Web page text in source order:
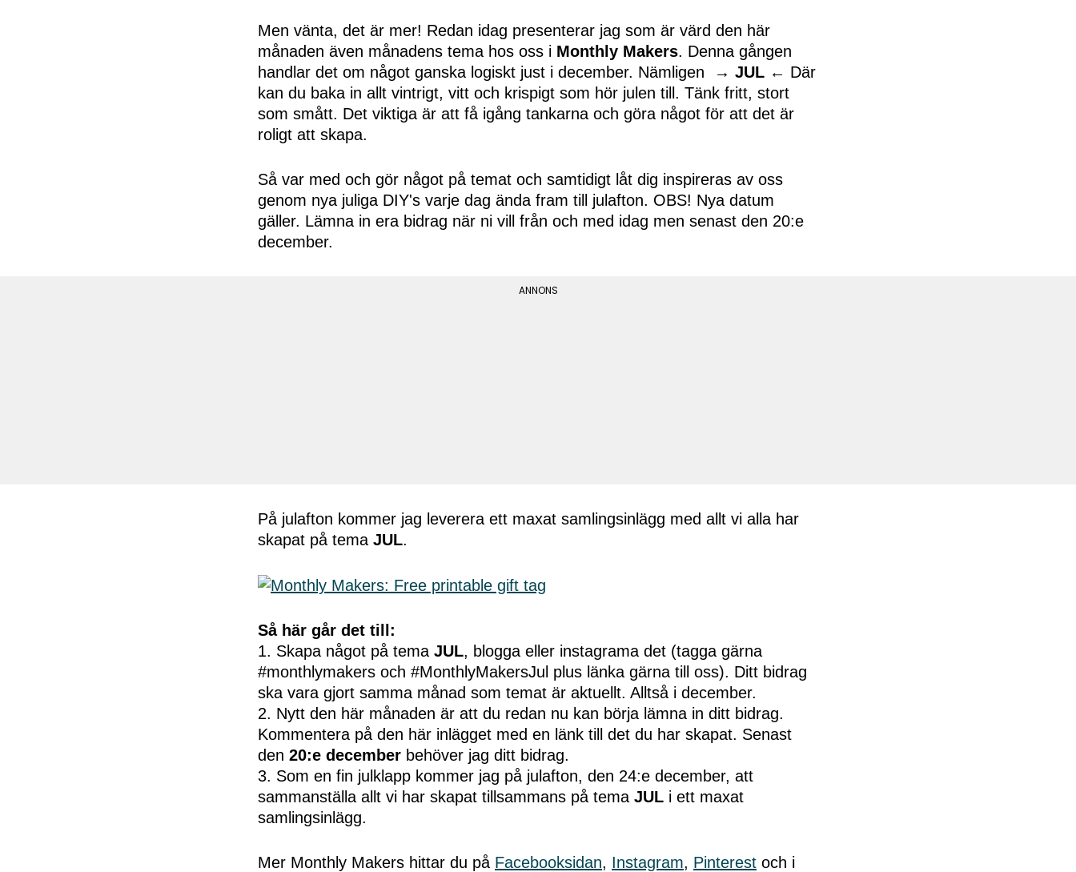
Men vänta, det är mer! Redan idag presenterar jag som är värd den här
månaden även månadens tema hos oss i Monthly Makers. Denna gången
handlar det om något ganska logiskt just i december. Nämligen → JUL ← Där
kan du baka in allt vintrigt, vitt och krispigt som hör julen till. Tänk fritt, stort
som smått. Det viktiga är att få igång tankarna och göra något för att det är
roligt att skapa.
Så var med och gör något på temat och samtidigt låt dig inspireras av oss
genom nya juliga DIY's varje dag ända fram till julafton. OBS! Nya datum
gäller. Lämna in era bidrag när ni vill från och med idag men senast den 20:e
december.
På julafton kommer jag leverera ett maxat samlingsinlägg med allt vi alla har
skapat på tema JUL.
Så här går det till:
1. Skapa något på tema JUL, blogga eller instagrama det (tagga gärna
#monthlymakers och #MonthlyMakersJul plus länka gärna till oss). Ditt bidrag
ska vara gjort samma månad som temat är aktuellt. Alltså i december.
2. Nytt den här månaden är att du redan nu kan börja lämna in ditt bidrag.
Kommentera på den här inlägget med en länk till det du har skapat. Senast
den 20:e december behöver jag ditt bidrag.
3. Som en fin julklapp kommer jag på julafton, den 24:e december, att
sammanställa allt vi har skapat tillsammans på tema JUL i ett maxat
samlingsinlägg.
Mer Monthly Makers hittar du på Facebooksidan, Instagram, Pinterest och i